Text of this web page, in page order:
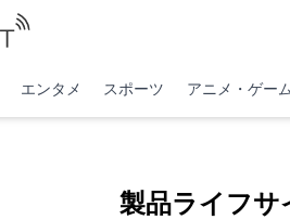
エンタメ スポーツ アニメ・ゲー
製品ライフサ